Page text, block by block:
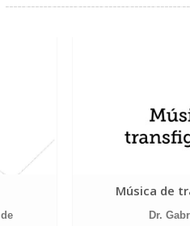
Música de
Dr.